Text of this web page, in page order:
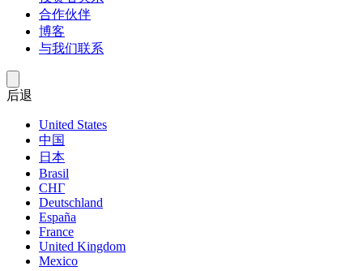
合作伙伴
博客
与我们联系
后退
United States
中国
日本
Brasil
СНГ
Deutschland
España
France
United Kingdom
Mexico